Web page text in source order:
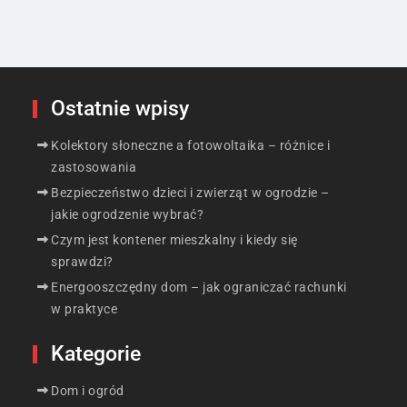
Ostatnie wpisy
Kolektory słoneczne a fotowoltaika – różnice i
zastosowania
Bezpieczeństwo dzieci i zwierząt w ogrodzie –
jakie ogrodzenie wybrać?
Czym jest kontener mieszkalny i kiedy się
sprawdzi?
Energooszczędny dom – jak ograniczać rachunki
w praktyce
Kategorie
Dom i ogród